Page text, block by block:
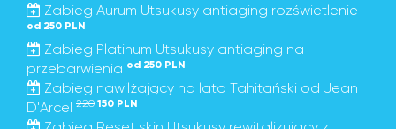
Zabieg Aurum Utsukusy antiaging rozświetlenie
od 250 PLN
Zabieg Platinum Utsukusy antiaging na
przebarwienia od 250 PLN
Zabieg nawilżający na lato Tahitański od Jean
D'Arcel 220 150 PLN